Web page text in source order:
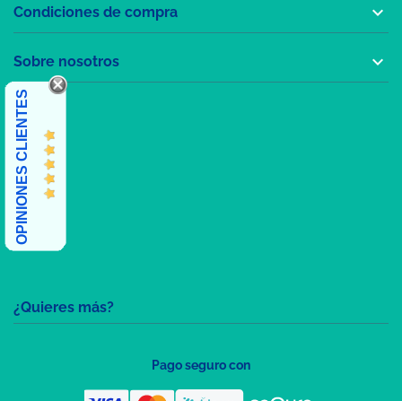
¿Quieres más?
Condiciones de compra 
Sobre nosotros 
OPINIONES CLIENTES
Pago seguro con